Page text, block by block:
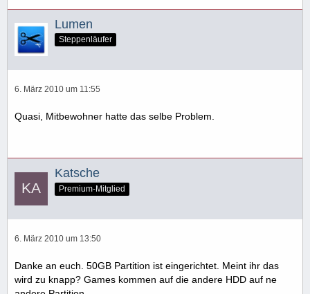
Lumen
Steppenläufer
6. März 2010 um 11:55
Quasi, Mitbewohner hatte das selbe Problem.
Katsche
Premium-Mitglied
6. März 2010 um 13:50
Danke an euch. 50GB Partition ist eingerichtet. Meint ihr das
wird zu knapp? Games kommen auf die andere HDD auf ne